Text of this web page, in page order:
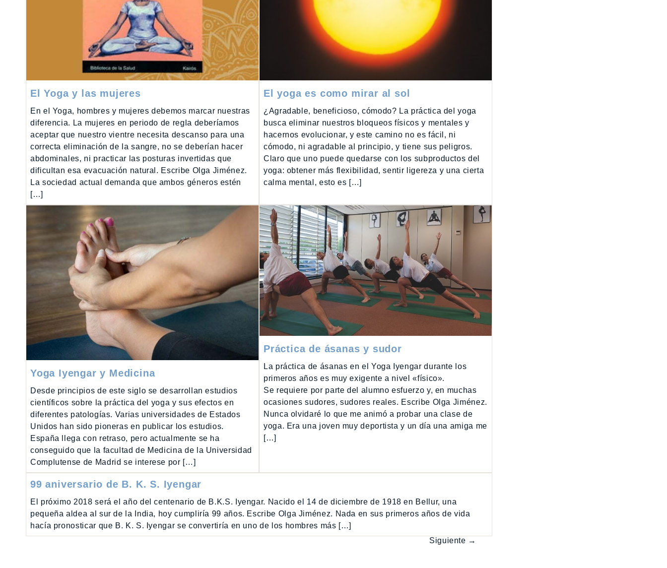
El Yoga y las mujeres
En el Yoga, hombres y mujeres debemos marcar nuestras
diferencia. La mujeres en periodo de regla deberíamos
aceptar que nuestro vientre necesita descanso para una
correcta eliminación de la sangre, no se deberían hacer
abdominales, ni practicar las posturas invertidas que
dificultan esa evacuación natural. Escribe Olga Jiménez.
La sociedad actual demanda que ambos géneros estén
[…]
El yoga es como mirar al sol
¿Agradable, beneficioso, cómodo? La práctica del yoga
busca eliminar nuestros bloqueos físicos y mentales y
hacernos evolucionar, y este camino no es fácil, ni
cómodo, ni agradable al principio, y tiene sus peligros.
Claro que uno puede quedarse con los subproductos del
yoga: obtener más flexibilidad, sentir ligereza y una cierta
calma mental, esto es […]
Yoga Iyengar y Medicina
Desde principios de este siglo se desarrollan estudios
científicos sobre la práctica del yoga y sus efectos en
diferentes patologías. Varias universidades de Estados
Unidos han sido pioneras en publicar los estudios.
España llega con retraso, pero actualmente se ha
conseguido que la facultad de Medicina de la Universidad
Complutense de Madrid se interese por […]
Práctica de ásanas y sudor
La práctica de ásanas en el Yoga Iyengar durante los
primeros años es muy exigente a nivel «físico».
Se requiere por parte del alumno esfuerzo y, en muchas
ocasiones sudores, sudores reales. Escribe Olga Jiménez.
Nunca olvidaré lo que me animó a probar una clase de
yoga. Era una joven muy deportista y un día una amiga me
[…]
99 aniversario de B. K. S. Iyengar
El próximo 2018 será el año del centenario de B.K.S. Iyengar. Nacido el 14 de diciembre de 1918 en Bellur, una
pequeña aldea al sur de la India, hoy cumpliría 99 años. Escribe Olga Jiménez. Nada en sus primeros años de vida
hacía pronosticar que B. K. S. Iyengar se convertiría en uno de los hombres más […]
Siguiente →